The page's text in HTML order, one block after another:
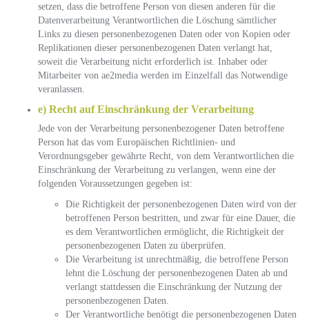
setzen, dass die betroffene Person von diesen anderen für die
Datenverarbeitung Verantwortlichen die Löschung sämtlicher
Links zu diesen personenbezogenen Daten oder von Kopien oder
Replikationen dieser personenbezogenen Daten verlangt hat,
soweit die Verarbeitung nicht erforderlich ist. Inhaber oder
Mitarbeiter von ae2media werden im Einzelfall das Notwendige
veranlassen.
e) Recht auf Einschränkung der Verarbeitung
Jede von der Verarbeitung personenbezogener Daten betroffene
Person hat das vom Europäischen Richtlinien- und
Verordnungsgeber gewährte Recht, von dem Verantwortlichen die
Einschränkung der Verarbeitung zu verlangen, wenn eine der
folgenden Voraussetzungen gegeben ist:
Die Richtigkeit der personenbezogenen Daten wird von der
betroffenen Person bestritten, und zwar für eine Dauer, die
es dem Verantwortlichen ermöglicht, die Richtigkeit der
personenbezogenen Daten zu überprüfen.
Die Verarbeitung ist unrechtmäßig, die betroffene Person
lehnt die Löschung der personenbezogenen Daten ab und
verlangt stattdessen die Einschränkung der Nutzung der
personenbezogenen Daten.
Der Verantwortliche benötigt die personenbezogenen Daten